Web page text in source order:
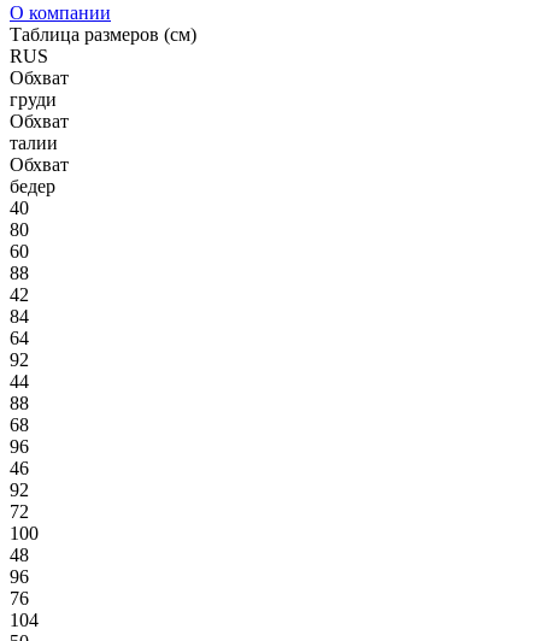
О компании
Таблица размеров (см)
RUS
Обхват
груди
Обхват
талии
Обхват
бедер
40
80
60
88
42
84
64
92
44
88
68
96
46
92
72
100
48
96
76
104